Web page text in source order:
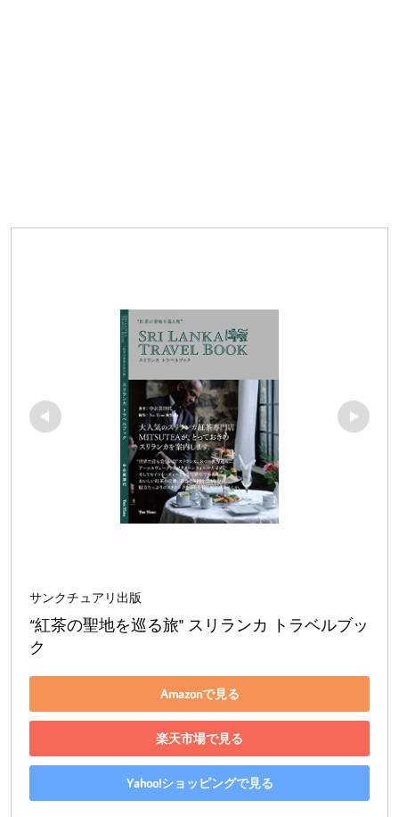
サンクチュアリ出版
“紅茶の聖地を巡る旅" スリランカ トラベルブッ
ク
Amazonで見る
楽天市場で見る
Yahoo!ショッピングで見る